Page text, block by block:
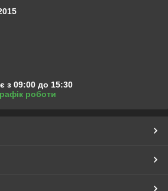
на заміри вироби, складання
для монтажу на майданчику
якісний підхід до роботи!
постійно на зв'язку!
з 09:00 до 15:30
роботи